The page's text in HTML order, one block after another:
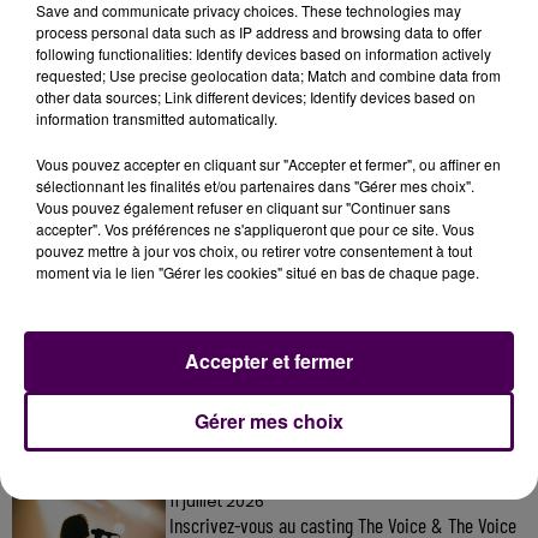
7 août 2026
Gagnez vos pass pour le V and B Fest' 2026 !
11 juillet 2026
Inscrivez-vous au casting The Voice & The Voice
Save and communicate privacy choices. These technologies may
process personal data such as IP address and browsing data to offer
following functionalities: Identify devices based on information actively
requested; Use precise geolocation data; Match and combine data from
other data sources; Link different devices; Identify devices based on
information transmitted automatically.
Vous pouvez accepter en cliquant sur "Accepter et fermer", ou affiner en
sélectionnant les finalités et/ou partenaires dans "Gérer mes choix".
Vous pouvez également refuser en cliquant sur "Continuer sans
accepter". Vos préférences ne s'appliqueront que pour ce site. Vous
pouvez mettre à jour vos choix, ou retirer votre consentement à tout
moment via le lien "Gérer les cookies" situé en bas de chaque page.
Gérer mes choix
Accepter et fermer